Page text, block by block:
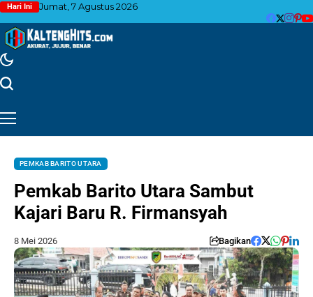
Hari Ini Jumat, 7 Agustus 2026
PEMKAB BARITO UTARA
Pemkab Barito Utara Sambut
Kajari Baru R. Firmansyah
8 Mei 2026 Bagikan